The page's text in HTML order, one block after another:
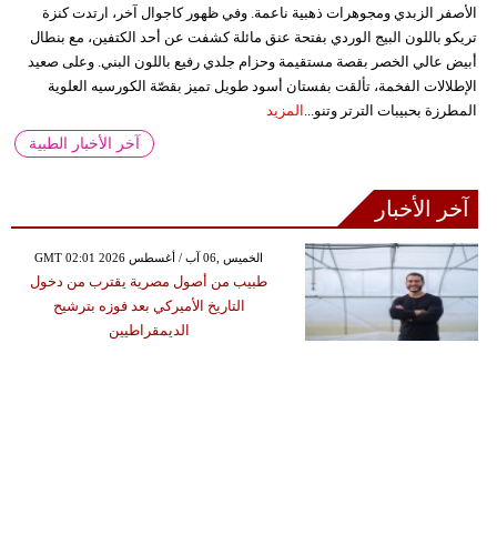
الأصفر الزبدي ومجوهرات ذهبية ناعمة. وفي ظهور كاجوال آخر، ارتدت كنزة
تريكو باللون البيج الوردي بفتحة عنق مائلة كشفت عن أحد الكتفين، مع بنطال
أبيض عالي الخصر بقصة مستقيمة وحزام جلدي رفيع باللون البني. وعلى صعيد
الإطلالات الفخمة، تألقت بفستان أسود طويل تميز بقصّة الكورسيه العلوية
المطرزة بحبيبات الترتر وتنو... المزيد
آخر الأخبار الطبية
آخر الأخبار
GMT 02:01 2026 الخميس ,06 آب / أغسطس
طبيب من أصول مصرية يقترب من دخول
التاريخ الأميركي بعد فوزه بترشيح
الديمقراطيين